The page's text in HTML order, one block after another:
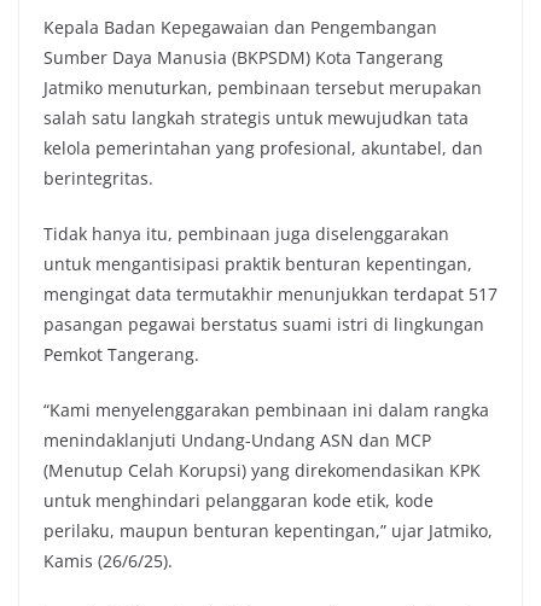
Kepala Badan Kepegawaian dan Pengembangan
Sumber Daya Manusia (BKPSDM) Kota Tangerang
Jatmiko menuturkan, pembinaan tersebut merupakan
salah satu langkah strategis untuk mewujudkan tata
kelola pemerintahan yang profesional, akuntabel, dan
berintegritas.
Tidak hanya itu, pembinaan juga diselenggarakan
untuk mengantisipasi praktik benturan kepentingan,
mengingat data termutakhir menunjukkan terdapat 517
pasangan pegawai berstatus suami istri di lingkungan
Pemkot Tangerang.
“Kami menyelenggarakan pembinaan ini dalam rangka
menindaklanjuti Undang-Undang ASN dan MCP
(Menutup Celah Korupsi) yang direkomendasikan KPK
untuk menghindari pelanggaran kode etik, kode
perilaku, maupun benturan kepentingan,” ujar Jatmiko,
Kamis (26/6/25).